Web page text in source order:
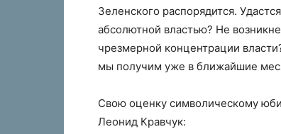
Зеленского распорядится.
абсолютной властью? Не
чрезмерной концентрации
мы получим уже в ближайшие
Свою оценку символическому
Леонид Кравчук: